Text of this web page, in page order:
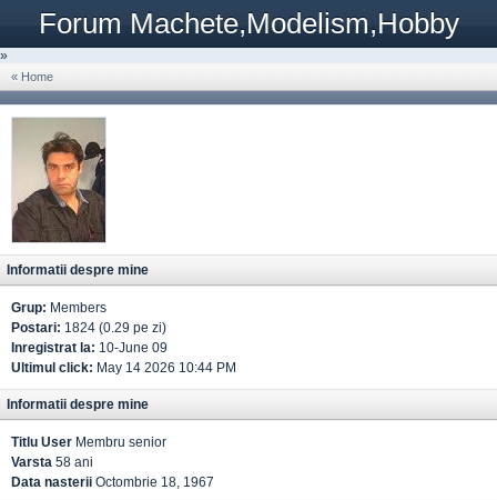
Forum Machete,Modelism,Hobby
»
« Home
Informatii despre mine
Grup: Members
Postari: 1824 (0.29 pe zi)
Inregistrat la: 10-June 09
Ultimul click: May 14 2026 10:44 PM
Informatii despre mine
Titlu User Membru senior
Varsta 58 ani
Data nasterii Octombrie 18, 1967